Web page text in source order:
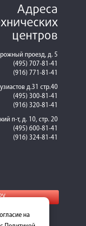
Адреса
центров
проезд, д. 5
(495) 707-81-41
(916) 771-81-41
д.31 стр.40
(495) 300-81-41
(916) 320-81-41
п-т, д. 10, стр. 20
(495) 600-81-41
(916) 324-81-41
стоимости
на